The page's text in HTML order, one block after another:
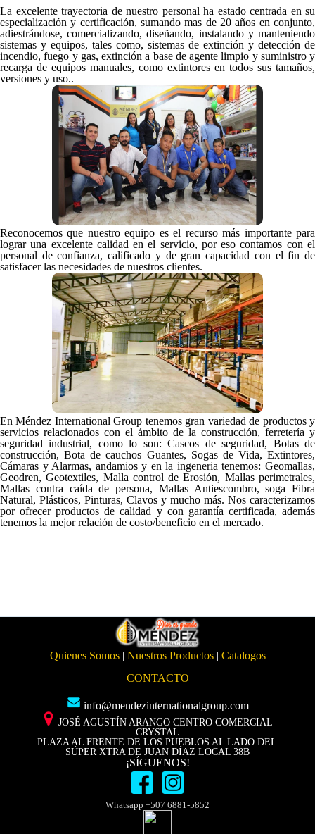
La excelente trayectoria de nuestro personal ha estado centrada en su
especialización y certificación, sumando mas de 20 años en conjunto,
adiestrándose, comercializando, diseñando, instalando y manteniendo
sistemas y equipos, tales como, sistemas de extinción y detección de
incendio, fuego y gas, extinción a base de agente limpio y suministro y
recarga de equipos manuales, como extintores en todos sus tamaños,
versiones y uso..
Reconocemos que nuestro equipo es el recurso más importante para
lograr una excelente calidad en el servicio, por eso contamos con el
personal de confianza, calificado y de gran capacidad con el fin de
satisfacer las necesidades de nuestros clientes.
En Méndez International Group tenemos gran variedad de productos y
servicios relacionados con el ámbito de la construcción, ferretería y
seguridad industrial, como lo son: Cascos de seguridad, Botas de
construcción, Bota de cauchos Guantes, Sogas de Vida, Extintores,
Cámaras y Alarmas, andamios y en la ingeneria tenemos: Geomallas,
Geodren, Geotextiles, Malla control de Erosión, Mallas perimetrales,
Mallas contra caída de persona, Mallas Antiescombro, soga Fibra
Natural, Plásticos, Pinturas, Clavos y mucho más. Nos caracterizamos
por ofrecer productos de calidad y con garantía certificada, además
tenemos la mejor relación de costo/beneficio en el mercado.
Quienes Somos | Nuestros Productos | Catalogos
CONTACTO
info@mendezinternationalgroup.com
JOSÉ AGUSTÍN ARANGO CENTRO COMERCIAL
CRYSTAL
PLAZA AL FRENTE DE LOS PUEBLOS AL LADO DEL
SÚPER XTRA DE JUAN DÍAZ LOCAL 38B
¡SÍGUENOS!
Whatsapp +507 6881-5852